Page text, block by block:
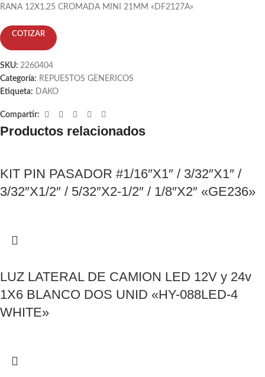
RANA 12X1.25 CROMADA MINI 21MM «DF2127A»
COTIZAR
SKU: 2260404
Categoría: REPUESTOS GENERICOS
Etiqueta: DAKO
Compartir:
Productos relacionados
KIT PIN PASADOR #1/16″X1″ / 3/32″X1″ /
3/32″X1/2″ / 5/32″X2-1/2″ / 1/8″X2″ «GE236»
LUZ LATERAL DE CAMION LED 12V y 24v
1X6 BLANCO DOS UNID «HY-088LED-4
WHITE»